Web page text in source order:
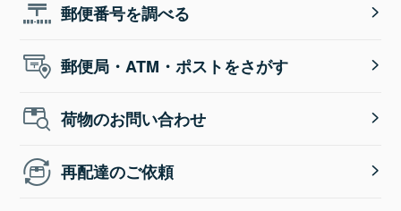
郵便番号を調べる
郵便局・ATM・ポストをさがす
荷物のお問い合わせ
再配達のご依頼